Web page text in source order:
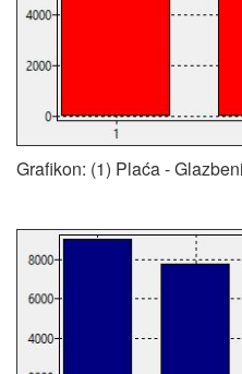
Grafikon: (1) Plaća -